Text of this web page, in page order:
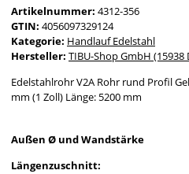
Artikelnummer: 4312-356
GTIN: 4056097329124
Kategorie: Handlauf Edelstahl
Hersteller: TIBU-Shop GmbH
Edelstahlrohr V2A Rohr rund Profil
mm (1 Zoll) Länge: 5200 mm
Außen Ø und Wandstärke
Längenzuschnitt: